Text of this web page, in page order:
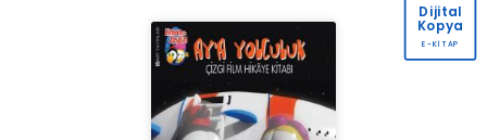
Dijital
Kopya
E-KİTAP